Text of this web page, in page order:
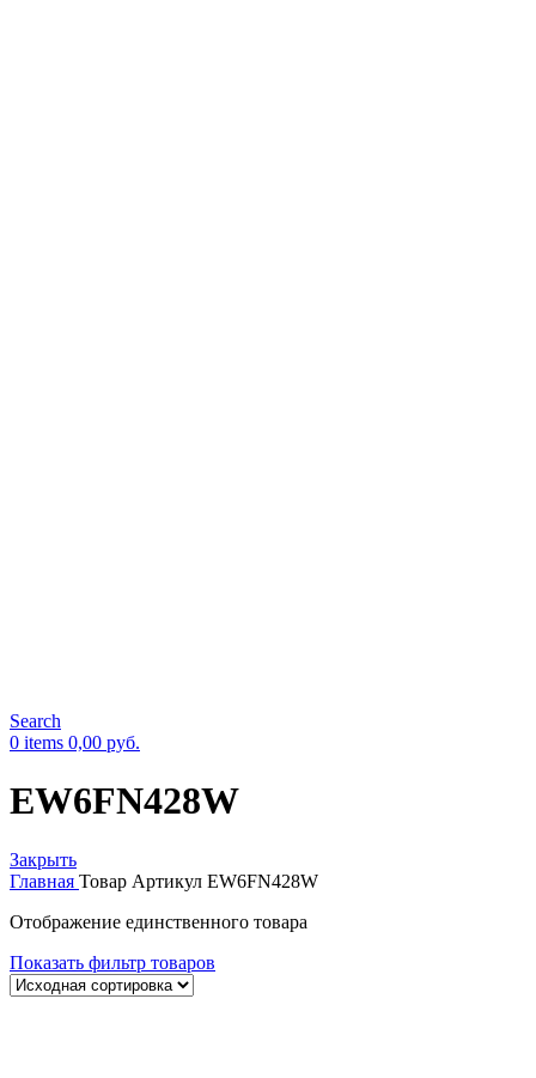
Search
0 items 0,00 руб.
EW6FN428W
Закрыть
Главная Товар Артикул EW6FN428W
Отображение единственного товара
Показать фильтр товаров